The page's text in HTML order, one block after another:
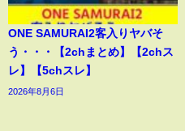
ONE SAMURAI2客入りヤバそ
う・・・【2chまとめ】【2chス
レ】【5chスレ】
2026年8月6日